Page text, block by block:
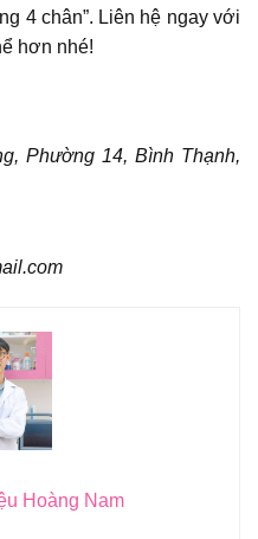
4 chân”. Liên hệ ngay với
hơn nhé!
Phường 14, Bình Thạnh,
Hoàng Nam